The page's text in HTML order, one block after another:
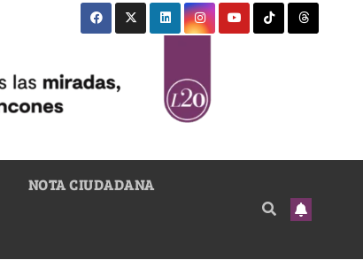
NOTA CIUDADANA